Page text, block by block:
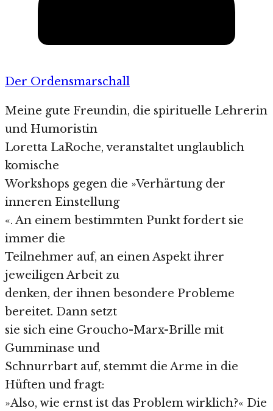
Der Ordensmarschall
Meine gute Freundin, die spirituelle Lehrerin
und Humoristin
Loretta LaRoche, veranstaltet unglaublich
komische
Workshops gegen die »Verhärtung der
inneren Einstellung
«. An einem bestimmten Punkt fordert sie
immer die
Teilnehmer auf, an einen Aspekt ihrer
jeweiligen Arbeit zu
denken, der ihnen besondere Probleme
bereitet. Dann setzt
sie sich eine Groucho-Marx-Brille mit
Gumminase und
Schnurrbart auf, stemmt die Arme in die
Hüften und fragt:
»Also, wie ernst ist das Problem wirklich?« Die